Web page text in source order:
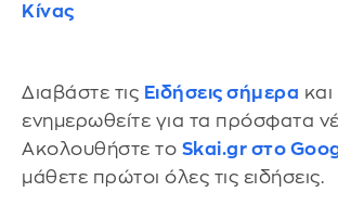
Κίνας
Διαβάστε τις Ειδήσεις σήμερα και
ενημερωθείτε για τα πρόσφατα
Ακολουθήστε το Skai.gr στο
μάθετε πρώτοι όλες τις ειδήσεις.